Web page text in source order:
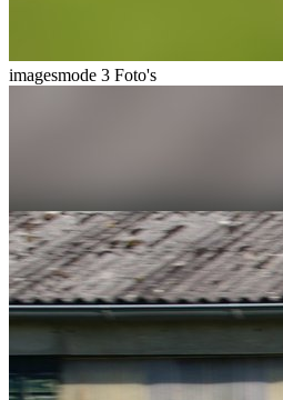
imagesmode 3 Foto's